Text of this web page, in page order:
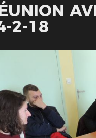
2-18